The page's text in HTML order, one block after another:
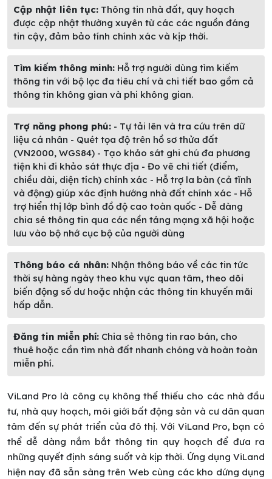
Cập nhật liên tục: Thông tin nhà đất, quy hoạch
được cập nhật thường xuyên từ các các nguồn đáng
tin cậy, đảm bảo tính chính xác và kịp thời.
Tìm kiếm thông minh: Hỗ trợ người dùng tìm kiếm
thông tin với bộ lọc đa tiêu chí và chi tiết bao gồm cả
thông tin không gian và phi không gian.
Trợ năng phong phú: - Tự tải lên và tra cứu trên dữ
liệu cá nhân - Quét tọa độ trên hồ sơ thửa đất
(VN2000, WGS84) - Tạo khảo sát ghi chú đa phương
tiện khi đi khảo sát thực địa - Đo vẽ chi tiết (điểm,
chiều dài, diện tích) chính xác - Hỗ trợ la bàn (cả tĩnh
và động) giúp xác định hướng nhà đất chính xác - Hỗ
trợ hiển thị lớp bình đồ độ cao toàn quốc - Dễ dàng
chia sẻ thông tin qua các nền tảng mạng xã hội hoặc
lưu vào bộ nhớ cục bộ của người dùng
Thông báo cá nhân: Nhận thông báo về các tin tức
thời sự hàng ngày theo khu vực quan tâm, theo dõi
biến động số dư hoặc nhận các thông tin khuyến mãi
hấp dẫn.
Đăng tin miễn phí: Chia sẻ thông tin rao bán, cho
thuê hoặc cần tìm nhà đất nhanh chóng và hoàn toàn
miễn phí.
ViLand Pro là công cụ không thể thiếu cho các nhà đầu
tư, nhà quy hoạch, môi giới bất động sản và cư dân quan
tâm đến sự phát triển của đô thị. Với ViLand Pro, bạn có
thể dễ dàng nắm bắt thông tin quy hoạch để đưa ra
những quyết định sáng suốt và kịp thời. Ứng dụng ViLand
hiện nay đã sẵn sàng trên Web cùng các kho dứng dụng